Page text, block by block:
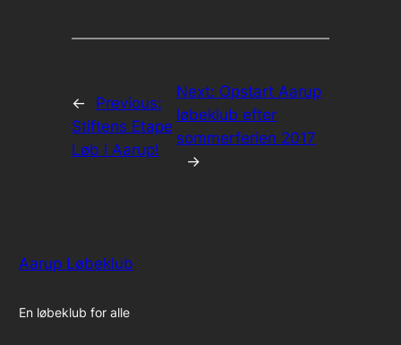
←
Previous:
Stiftens Etape
Løb i Aarup!
Next: Opstart Aarup
løbeklub efter
sommerferien 2017
→
Aarup Løbeklub
En løbeklub for alle